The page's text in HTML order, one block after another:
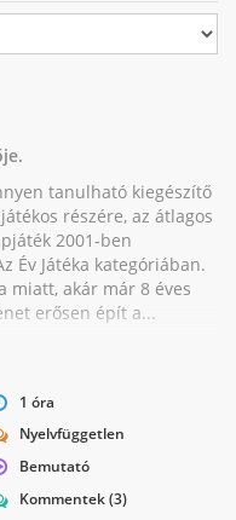
tanulható kiegészítő
részére, az átlagos
2001-ben
Év Játéka kategóriában.
miatt, akár már 8 éves
erősen épít a...
1 óra
Nyelvfüggetlen
Bemutató
Kommentek(3)